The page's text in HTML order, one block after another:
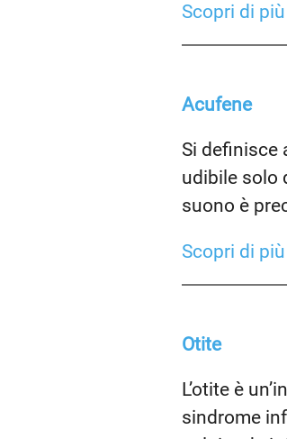
Scopri di più
Acufene
Si definisce
udibile solo
suono è
Scopri di più
Otite
L’otite è
sindrome